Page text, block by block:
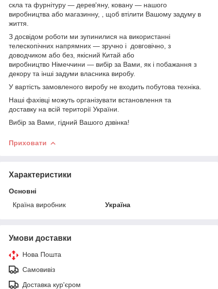
скла та фурнітуру — дерев'яну, ковану — нашого
виробництва або магазинну, , щоб втілити Вашому задуму в
життя.
З досвідом роботи ми зупинилися на використанні
телескопічних напрямних — зручно і довговічно, з
доводчиком або без, якісний Китай або
виробництво Німеччини — вибір за Вами, як і побажання з
декору та інші задуми власника виробу.
У вартість замовленого виробу не входить побутова техніка.
Наші фахівці можуть організувати встановлення та
доставку на всій території України.
Вибір за Вами, гідний Вашого дзвінка!
Приховати
Характеристики
Основні
Країна виробник
Україна
Умови доставки
Нова Пошта
Самовивіз
Доставка кур'єром